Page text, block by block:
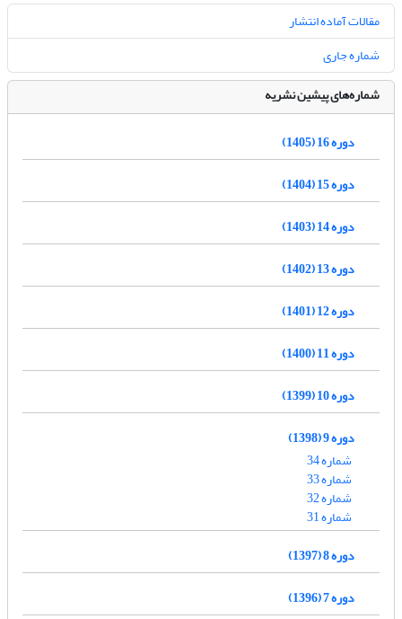
مقالات آماده انتشار
شماره جاری
شماره‌های پیشین نشریه
دوره 16 (1405)
دوره 15 (1404)
دوره 14 (1403)
دوره 13 (1402)
دوره 12 (1401)
دوره 11 (1400)
دوره 10 (1399)
دوره 9 (1398)
شماره 34
شماره 33
شماره 32
شماره 31
دوره 8 (1397)
دوره 7 (1396)